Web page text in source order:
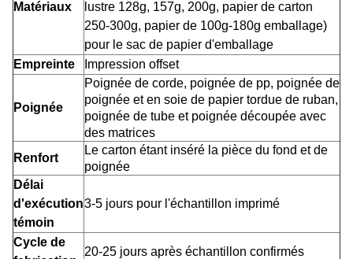
Matériaux
lustre 128g, 157g, 200g, papier de carton
250-300g, papier de 100g-180g emballage)
pour le sac de papier d'emballage
Empreinte
Impression offset
Poignée
Poignée de corde, poignée de pp, poignée de
poignée et en soie de papier tordue de ruban,
poignée de tube et poignée découpée avec
des matrices
Renfort
Le carton étant inséré la pièce du fond et de
poignée
Délai
d'exécution
témoin
3-5 jours pour l'échantillon imprimé
Cycle de
20-25 jours après échantillon confirmés